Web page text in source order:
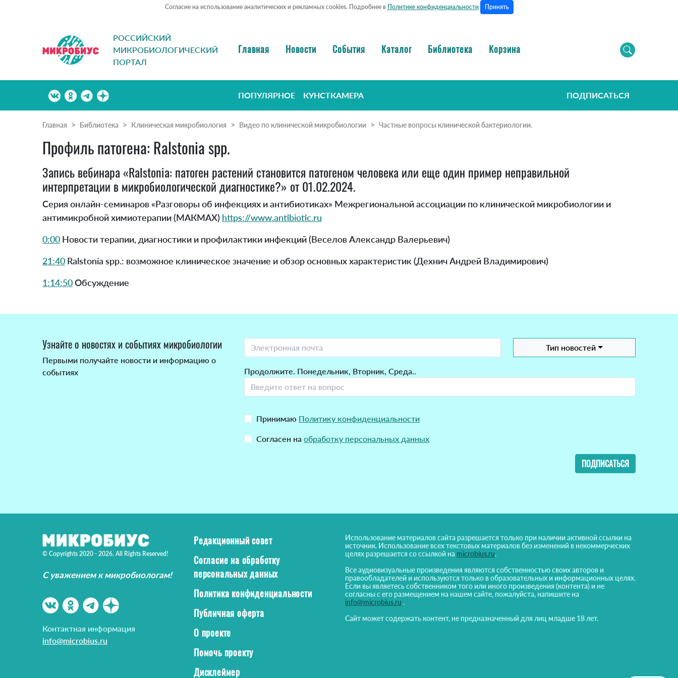
Согласие на использование аналитических и рекламных cookies. Подробнее в Политике конфиденциальности Принять
РОССИЙСКИЙ
МИКРОБИОЛОГИЧЕСКИЙ
ПОРТАЛ
Главная Новости События Каталог Библиотека Корзина
ПОПУЛЯРНОЕ КУНСТКАМЕРА ПОДПИСАТЬСЯ
Главная Библиотека Клиническая микробиология Видео по клинической микробиологии Частные вопросы клинической бактериологии.
Профиль патогена: Ralstonia spp.
Запись вебинара «Ralstonia: патоген растений становится патогеном человека или еще один пример неправильной
интерпретации в микробиологической диагностике?» от 01.02.2024.
Серия онлайн-семинаров «Разговоры об инфекциях и антибиотиках» Межрегиональной ассоциации по клинической микробиологии и
антимикробной химиотерапии (МАКМАХ) https://www.antibiotic.ru
0:00 Новости терапии, диагностики и профилактики инфекций (Веселов Александр Валерьевич)
21:40 Ralstonia spp.: возможное клиническое значение и обзор основных характеристик (Дехнич Андрей Владимирович)
1:14:50Обсуждение
Узнайте о новостях и событиях микробиологии
Первыми получайте новости и информацию о
событиях
Тип новостей
Продолжите. Понедельник, Вторник, Среда..
Принимаю Политику конфиденциальности
Согласен на обработку персональных данных
ПОДПИСАТЬСЯ
© Copyrights 2020 - 2026. All Rights Reserved!
С уважением к микробиологам!
Контактная информация
info@microbius.ru
Редакционный совет
Согласие на обработку
персональных данных
Политика конфиденциальности
Публичная оферта
О проекте
Помочь проекту
Дисклеймер
Использование материалов сайта разрешается только при наличии активной ссылки на
источник. Использование всех текстовых материалов без изменений в некоммерческих
целях разрешается со ссылкой на microbius.ru.
Все аудиовизуальные произведения являются собственностью своих авторов и
правообладателей и используются только в образовательных и информационных целях.
Если вы являетесь собственником того или иного произведения (контента) и не
согласны с его размещением на нашем сайте, пожалуйста, напишите на
info@microbius.ru .
Сайт может содержать контент, не предназначенный для лиц младше 18 лет.